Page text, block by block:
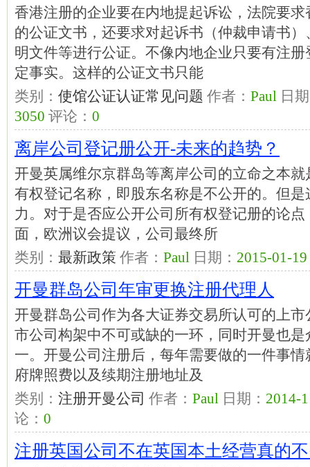
香港注册的企业要在内地提起诉讼，法院要
的公证文书，还要求对起诉书（仲裁申请书
明文件等进行公证。不像内地企业只要有注
定事实。这样的公证文书只能
类别： 使馆公证认证常见问题 作者： Paul 日
3050 评论： 0
离岸公司登记册公开-未来的趋势？
开曼英属维尔京群岛等离岸公司的立命之本
有权登记名称，即股东名称是不公开的。但
力。对于是否应公开公司所有权登记册的论
面，欧洲议会提议，公司最终所
类别： 最新政策 作者： Paul 日期： 2015-01-
开曼群岛公司年审更换注册代理人
开曼群岛公司作为各大证券交易所认可的上
市公司构架中不可或缺的一环，同时开曼也
一。开曼公司注册后，每年需要做的一件事
府牌照费以及续期注册地址及
类别： 注册开曼公司 作者： Paul 日期： 2014-
论： 0
注册英国公司不在英国本土经营真的